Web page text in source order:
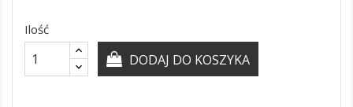
Ilość
DODAJ DO KOSZYKA